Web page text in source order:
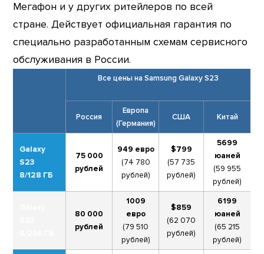
Мегафон и у других ритейлеров по всей
стране. Действует официальная гарантия по
специально разработанным схемам сервисного
обслуживания в России.
Все цены на Samsung Galaxy S23
Россия
Европа
(Германия)
США Китай
Galaxy
S23
8/128 ГБ
75 000
рублей
949 евро
(74 780
рублей)
$799
(57 735
рублей)
5699
юаней
(59 955
рублей)
80 000
рублей
1009
евро
(79 510
рублей)
$859
(62 070
рублей)
6199
юаней
(65 215
рублей)